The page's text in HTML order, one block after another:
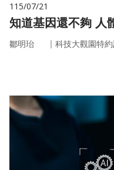
115/07/21
知
鄒明珆 ｜ 科技大觀園特